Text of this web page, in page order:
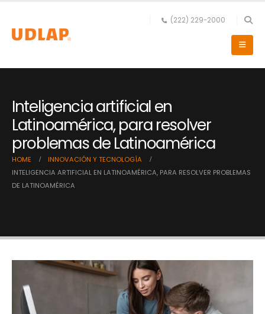
(222) 229-2000
Inteligencia artificial en
Latinoamérica, para resolver
problemas de Latinoamérica
HOME
INNOVACIÓN Y TECNOLOGÍA
INTELIGENCIA ARTIFICIAL EN LATINOAMÉRICA, PARA RESOLVER PROBLEMAS
DE LATINOAMÉRICA